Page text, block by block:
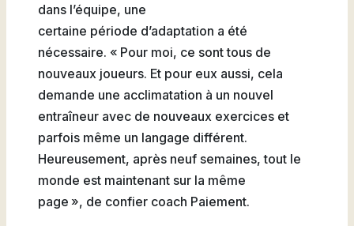
dans l’équipe, une
certaine période d’adaptation a été
nécessaire. « Pour moi, ce sont tous de
nouveaux joueurs. Et pour eux aussi, cela
demande une acclimatation à un nouvel
entraîneur avec de nouveaux exercices et
parfois même un langage différent.
Heureusement, après neuf semaines, tout le
monde est maintenant sur la même
page », de confier coach Paiement.